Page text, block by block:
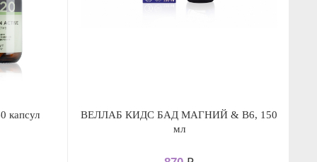
капсул
ВЕЛЛАБ КИДС БАД МАГНИЙ & В6, 150
мл